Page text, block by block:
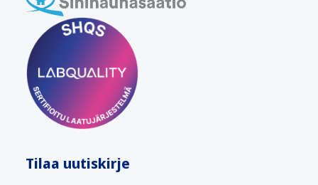
Tilaa uutiskirje